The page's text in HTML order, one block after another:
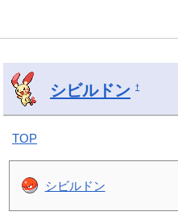
シビルドン †
TOP
シビルドン